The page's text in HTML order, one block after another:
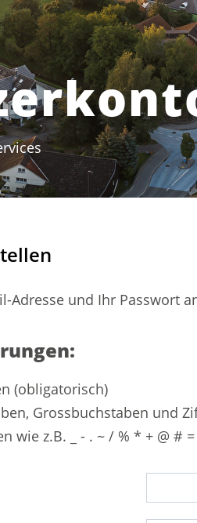
(ausgewählt)
Adresse und Ihr Passwort
(obligatorisch)
Grossbuchstaben und
wie z.B. _ - . ~ / % * + @ #